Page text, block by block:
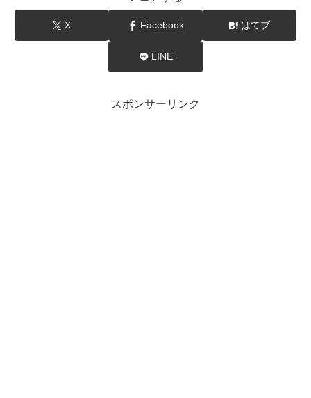
X Facebook はてブ
LINE
スポンサーリンク